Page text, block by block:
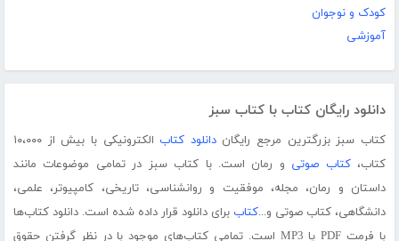
کودک و نوجوان
آموزشی
دانلود رایگان کتاب با کتاب سبز
کتاب سبز بزرگترین مرجع رایگاندانلود کتاب
الکترونیکی با بیش از ۱۰،۰۰۰
کتاب،کتاب صوتی و رمان است. با کتاب سبز در تمامی موضوعات مانند
داستان و رمان، مجله، موفقیت و روانشناسی، تاریخی، کامپیوتر، علمی،
دانشگاهی، کتاب صوتی و...کتاب برای دانلود قرار داده شده است. دانلود کتاب‌ها
با فرمت PDF یا MP3 است. تمامی کتاب‌های موجود با در نظر گرفتن حقوق